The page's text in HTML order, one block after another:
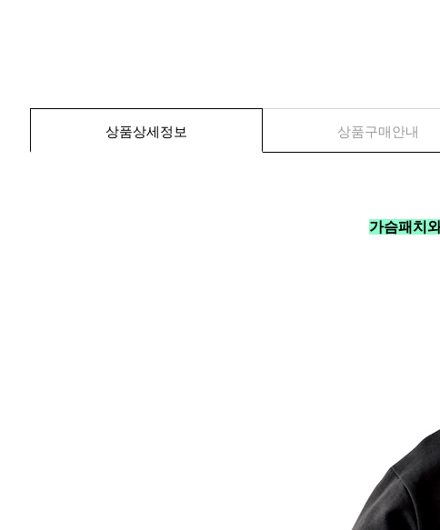
상품상세정보 상품구매안내
가슴패치